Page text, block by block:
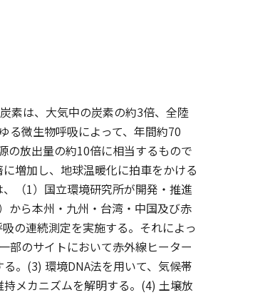
素は、大気中の炭素の約3倍、全陸
る微生物呼吸によって、年間約70
の放出量の約10倍に相当するもので
増加し、地球温暖化に拍車をかける
（1）国立環境研究所が開発・推進
から本州・九州・台湾・中国及び赤
の連続測定を実施する。それによっ
部のサイトにおいて赤外線ヒーター
。(3) 環境DNA法を用いて、気候帯
メカニズムを解明する。(4) 土壌放